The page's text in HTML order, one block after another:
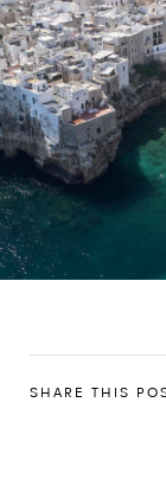
SHARE THIS